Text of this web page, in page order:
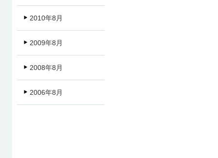
2010年8月
2009年8月
2008年8月
2006年8月